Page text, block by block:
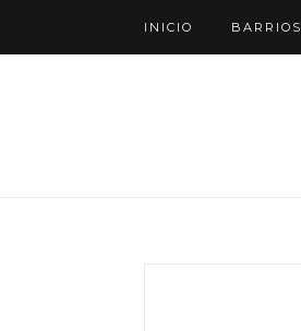
INICIO BARRIOS